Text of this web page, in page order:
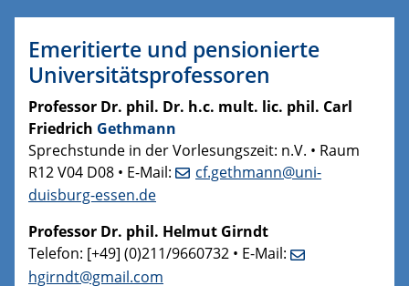
Emeritierte und pensionierte
Universitätsprofessoren
Professor Dr. phil. Dr. h.c. mult. lic. phil. Carl
Friedrich Gethmann
Sprechstunde in der Vorlesungszeit: n.V. • Raum
R12 V04 D08 • E-Mail:
cf.gethmann@uni-
duisburg-essen.de
Professor Dr. phil. Helmut Girndt
Telefon: [+49] (0)211/9660732 • E-Mail:
hgirndt@gmail.com